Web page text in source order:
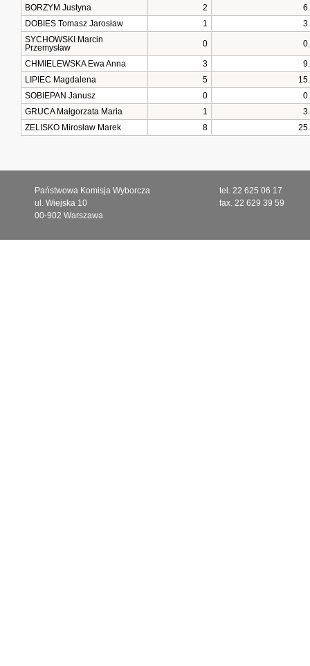
BORZYM Justyna
2
DOBIES Tomasz Jarosław
1
SYCHOWSKI Marcin
Przemysław
0
CHMIELEWSKA Ewa Anna 3
LIPIEC Magdalena
5
SOBIEPAN Janusz
0
GRUCA Małgorzata Maria
1
ZELISKO Mirosław Marek
8
Państwowa Komisja Wyborcza
ul. Wiejska 10
00-902 Warszawa
tel. 22 625 06 17
fax. 22 629 39 59